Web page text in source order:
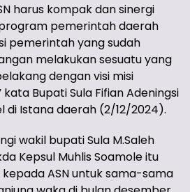
harus kompak dan sinergi
pemerintah daerah
pemerintah yang sudah
melakukan sesuatu yang
dengan visi misi
Bupati Sula Fifian Adeningsi
di Istana daerah (2/12/2024).
wakil bupati Sula M.Saleh
Kepsul Muhlis Soamole itu
ASN untuk sama-sama